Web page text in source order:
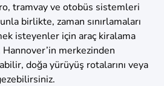
tramvay ve otobüs sistemleri
birlikte, zaman sınırlamaları
isteyenler için araç kiralama
merkezinden
doğa yürüyüş rotalarını veya